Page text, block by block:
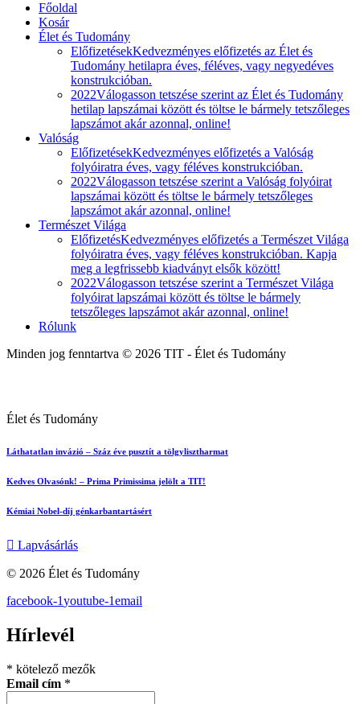
Főoldal
Kosár
Élet és Tudomány
ElőfizetésekKedvezményes előfizetés az Élet és
Tudomány hetilapra éves, féléves, vagy negyedéves
konstrukcióban.
2022Válogasson tetszése szerint az Élet és Tudomány
hetilap lapszámai között és töltse le bármely tetszőleges
lapszámot akár azonnal, online!
Valóság
ElőfizetésekKedvezményes előfizetés a Valóság
folyóiratra éves, vagy féléves konstrukcióban.
2022Válogasson tetszése szerint a Valóság folyóirat
lapszámai között és töltse le bármely tetszőleges
lapszámot akár azonnal, online!
Természet Világa
ElőfizetésKedvezményes előfizetés a Természet Világa
folyóiratra éves, vagy féléves konstrukcióban. Kapja
meg a legfrissebb kiadványt elsők között!
2022Válogasson tetszése szerint a Természet Világa
folyóirat lapszámai között és töltse le bármely
tetszőleges lapszámot akár azonnal, online!
Rólunk
Minden jog fenntartva © 2026 TIT - Élet és Tudomány
Élet és Tudomány
Láthatatlan invázió – Száz éve pusztít a tölgylisztharmat
Kedves Olvasónk! – Prima Primissima jelölt a TIT!
Kémiai Nobel-díj génkarbantartásért
Lapvásárlás
© 2026 Élet és Tudomány
facebook-1youtube-1email
Hírlevél
* kötelező mezők
Email cím *